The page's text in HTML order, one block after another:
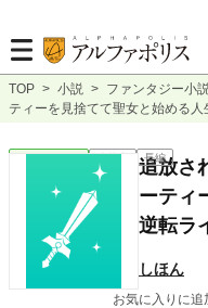
TOP > 小説 > ファンタジー小
ティーを見捨てて聖女と始める人
ファンタジー 連載中 長編
追放さ
ーティ
逆転ラ
しほん
お気に入りに追